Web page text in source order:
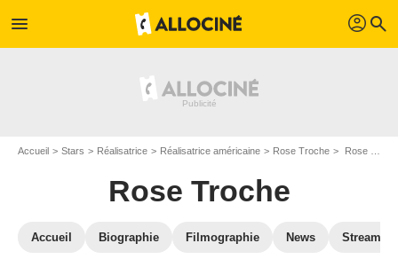
menu profil search
Accueil Stars Réalisatrice Réalisatrice américaine Rose Troche Rose Troche : ses Blu-Ray, DVD, VOD, SVOD
Rose Troche
Accueil Biographie Filmographie News Streaming